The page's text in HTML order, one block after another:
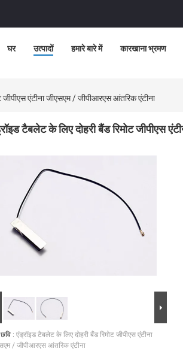
घर उत्पादों हमारे बारे में कारखाना भ्रमण
जीपीएस एंटीना जीएसएम / जीपीआरएस आंतरिक एंटीना
टैबलेट के लिए दोहरी बैंड रिमोट जीपीएस
: एंड्रॉइड टैबलेट के लिए दोहरी बैंड रिमोट जीपीएस एंटीना
/ जीपीआरएस आंतरिक एंटीना